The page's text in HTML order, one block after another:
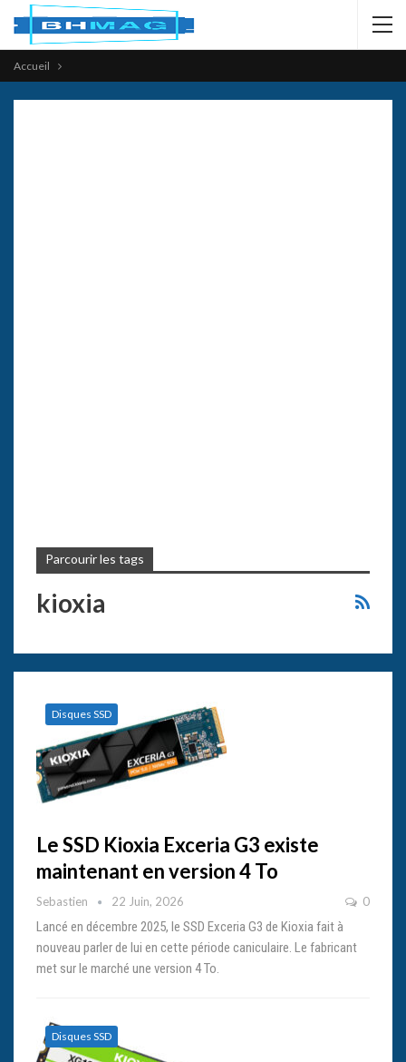
Accueil
Parcourir les tags
kioxia
Disques SSD
Le SSD Kioxia Exceria G3 existe
maintenant en version 4 To
Sebastien 22 Juin, 2026 0
Lancé en décembre 2025, le SSD Exceria G3 de Kioxia fait à
nouveau parler de lui en cette période caniculaire. Le fabricant
met sur le marché une version 4 To.
Disques SSD